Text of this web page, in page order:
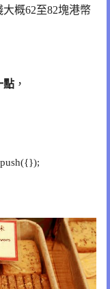
概62至82塊港幣
點 ，